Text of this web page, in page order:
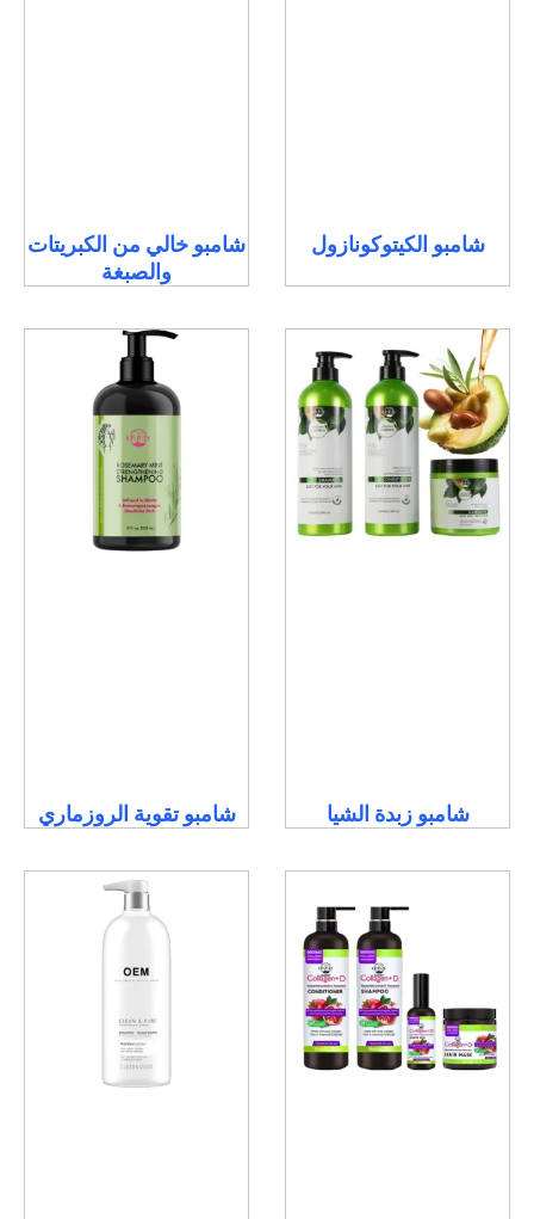
شامبو الكيتوكونازول
شامبو خالي من الكبريتات
والصبغة
شامبو زبدة الشيا شامبو تقوية الروزماري